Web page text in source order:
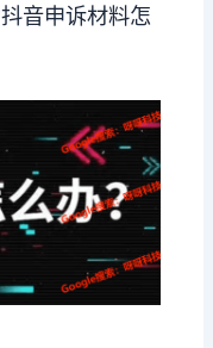
音申诉材料怎